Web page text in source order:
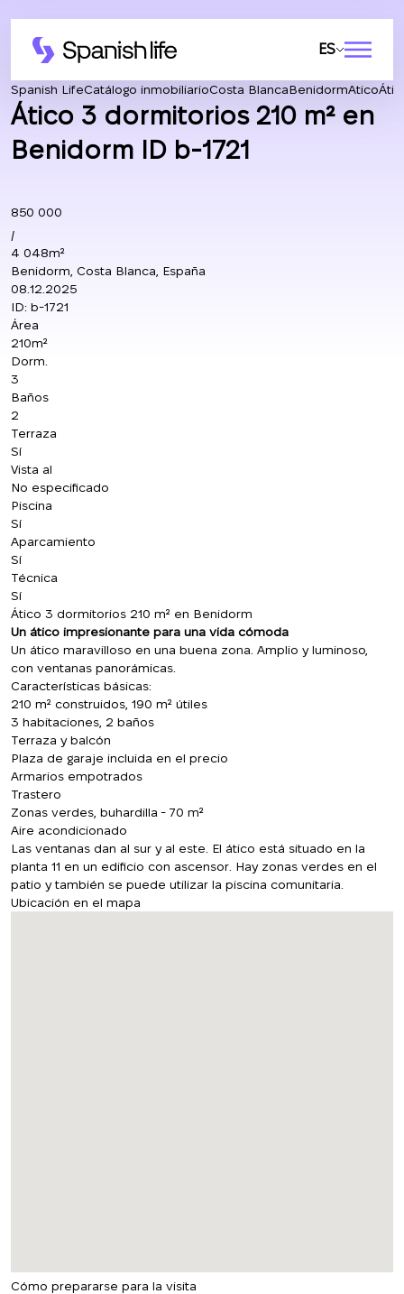
ES
Spanish LifeCatálogo inmobiliarioCosta BlancaBenidormAtico
Ático 3 dormitorios 210 m² en
Benidorm ID b-1721
850 000
/
4 048m²
Benidorm, Costa Blanca, España
08.12.2025
ID: b-1721
Área
210m²
Dorm.
3
Baños
2
Terraza
Sí
Vista al
No especificado
Piscina
Sí
Aparcamiento
Sí
Técnica
Sí
Ático 3 dormitorios 210 m² en Benidorm
Un ático impresionante para una vida cómoda
Un ático maravilloso en una buena zona. Amplio y luminoso,
con ventanas panorámicas.
Características básicas:
210 m² construidos, 190 m² útiles
3 habitaciones, 2 baños
Terraza y balcón
Plaza de garaje incluida en el precio
Armarios empotrados
Trastero
Zonas verdes, buhardilla - 70 m²
Aire acondicionado
Las ventanas dan al sur y al este. El ático está situado en la
planta 11 en un edificio con ascensor. Hay zonas verdes en el
patio y también se puede utilizar la piscina comunitaria.
Ubicación en el mapa
Cómo prepararse para la visita